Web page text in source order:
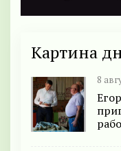
Картина
8